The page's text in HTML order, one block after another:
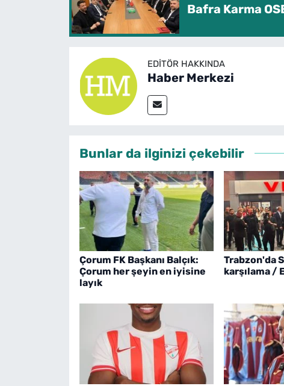
Bafra Karma
EDITÖR HAKKINDA
Haber Merkezi
Bunlar da ilginizi çekebilir
Çorum FK Başkanı Balçık:
Çorum her şeyin en iyisine
layık
Trabzon'da
karşılama /